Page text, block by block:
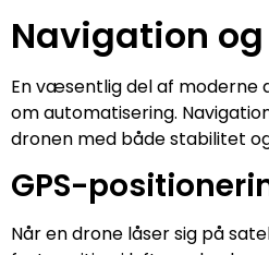
Navigation
En væsentlig del af moderne
om automatisering.
dronen med både stabilitet
GPS-
Når en drone låser sig på